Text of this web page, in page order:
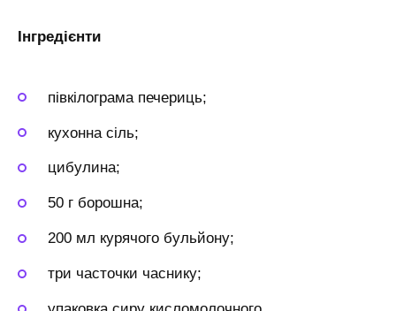
Інгредієнти
півкілограма печериць;
кухонна сіль;
цибулина;
50 г борошна;
200 мл курячого бульйону;
три часточки часнику;